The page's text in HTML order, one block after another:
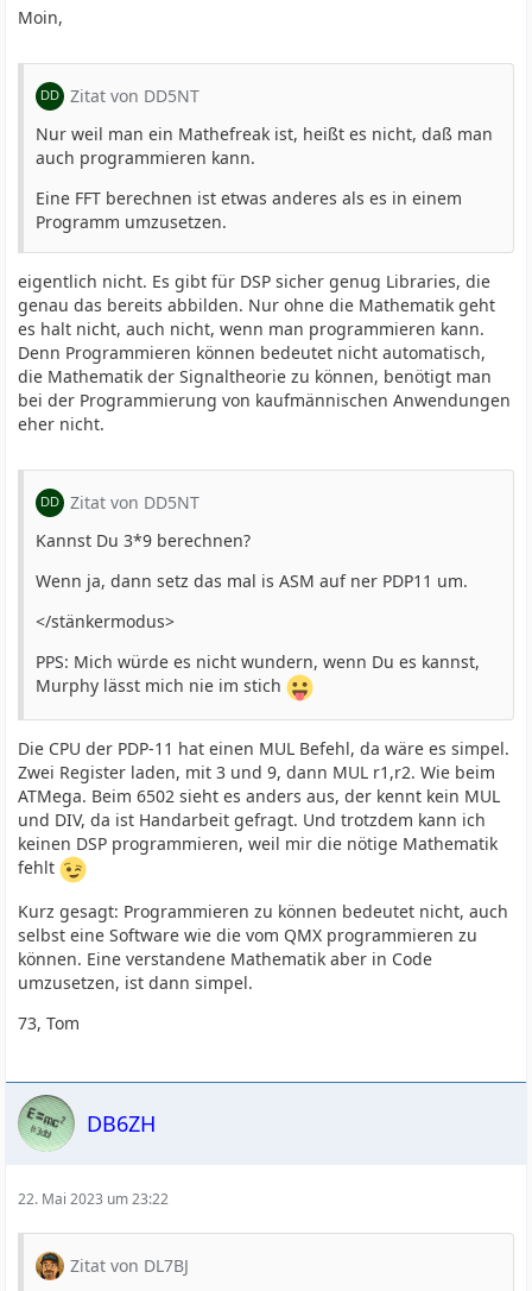
Specifically a 168MHz 32-bit ARM Cortex M4 DSP
processor (compared to uSDX 20MHz 8-bit AVR); 512K
37dB of very linear amplitude control range (compared to
20dB from applying 10-bit PWM DC bias modulation to
the BS170 gates). Due to these hardware advantages I am
optimistic that QMX will be able to provide a respectable
SSB quality but this remains to be seen, has not been
implemented yet in the firmware, and therefore is not a
hard promise at this stage.
QMX is implemented on a single 6-layer board which is
broken out into LCD board, main board, controls board
and the two power supply boards. Of course there are a
large number of SMD components, all are pre-soldered.
QCX CW mode functionality (all QCX radio features
including VFO A/B/Split, message and frequency
beacon, GPS interface). The current firmware isn't well
polished yet and should be considered beta; I anticipate
frequent updates over the coming weeks and months to
finesse the transceiver and implement new exciting
as on QDX: the radio appears as a USB Flash drive, and
you copy in the new firmware file downloaded from QRP
Labs website.
The band coverage of QMX is 80, 60, 40, 30 and 20m. Just
as on QDX you can change component values in the filters
if you want to configure it for other bands. And just as
QDX, I do anticipate offering a 20-10m version at a later
Moin,
Zitat von DD5NT
Nur weil man ein Mathefreak ist, heißt es nicht, daß man
auch programmieren kann.
Eine FFT berechnen ist etwas anderes als es in einem
Programm umzusetzen.
eigentlich nicht. Es gibt für DSP sicher genug Libraries, die
genau das bereits abbilden. Nur ohne die Mathematik geht
es halt nicht, auch nicht, wenn man programmieren kann.
Denn Programmieren können bedeutet nicht automatisch,
die Mathematik der Signaltheorie zu können, benötigt man
bei der Programmierung von kaufmännischen Anwendungen
eher nicht.
Zitat von DD5NT
Kannst Du 3*9 berechnen?
Wenn ja, dann setz das mal is ASM auf ner PDP11 um.
</stänkermodus>
PPS: Mich würde es nicht wundern, wenn Du es kannst,
Murphy lässt mich nie im stich
Die CPU der PDP-11 hat einen MUL Befehl, da wäre es simpel.
Zwei Register laden, mit 3 und 9, dann MUL r1,r2. Wie beim
ATMega. Beim 6502 sieht es anders aus, der kennt kein MUL
und DIV, da ist Handarbeit gefragt. Und trotzdem kann ich
keinen DSP programmieren, weil mir die nötige Mathematik
fehlt
Kurz gesagt: Programmieren zu können bedeutet nicht, auch
selbst eine Software wie die vom QMX programmieren zu
können. Eine verstandene Mathematik aber in Code
umzusetzen, ist dann simpel.
73, Tom
DB6ZH
22. Mai 2023 um 23:22
Zitat von DL7BJ